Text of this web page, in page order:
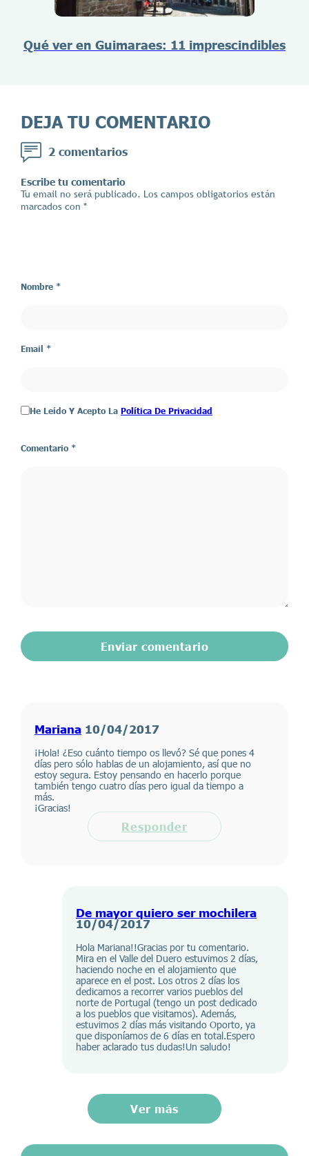
Qué ver en Guimaraes: 11 imprescindibles
DEJA TU COMENTARIO
2 comentarios
Escribe tu comentario
Tu email no será publicado. Los campos obligatorios están
marcados con *
Mariana 10/04/2017
Responder
¡Hola! ¿Eso cuánto tiempo os llevó? Sé que pones 4
días pero sólo hablas de un alojamiento, así que no
estoy segura. Estoy pensando en hacerlo porque
también tengo cuatro días pero igual da tiempo a
más.
¡Gracias!
De mayor quiero ser mochilera
10/04/2017
Hola Mariana!!Gracias por tu comentario.
Mira en el Valle del Duero estuvimos 2 días,
haciendo noche en el alojamiento que
aparece en el post. Los otros 2 días los
dedicamos a recorrer varios pueblos del
norte de Portugal (tengo un post dedicado
a los pueblos que visitamos). Además,
estuvimos 2 días más visitando Oporto, ya
que disponíamos de 6 días en total.Espero
haber aclarado tus dudas!Un saludo!
Nombre *
Email *
He Leído Y Acepto La Política De Privacidad
Comentario *
Ver más